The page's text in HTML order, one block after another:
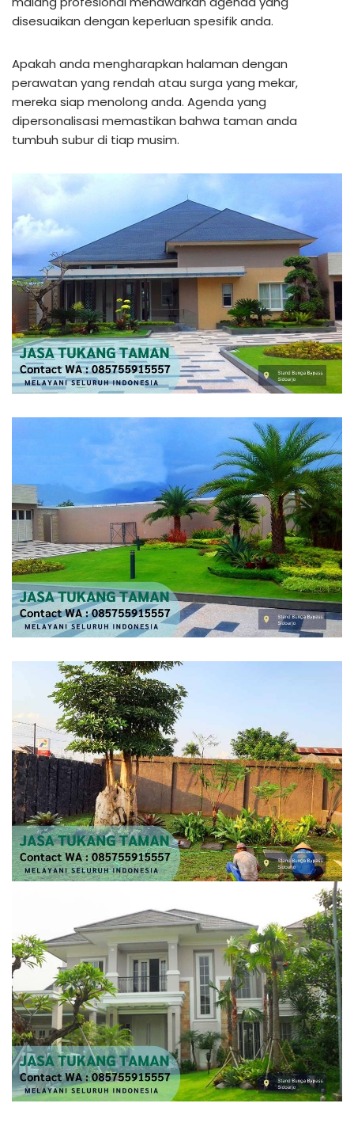
disesuaikan dengan keperluan spesifik anda.
Apakah anda mengharapkan halaman dengan
perawatan yang rendah atau surga yang mekar,
mereka siap menolong anda. Agenda yang
dipersonalisasi memastikan bahwa taman anda
tumbuh subur di tiap musim.